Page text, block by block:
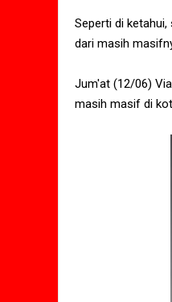
Seperti di
dari masih
Jum'at (12/06)
masih masif di